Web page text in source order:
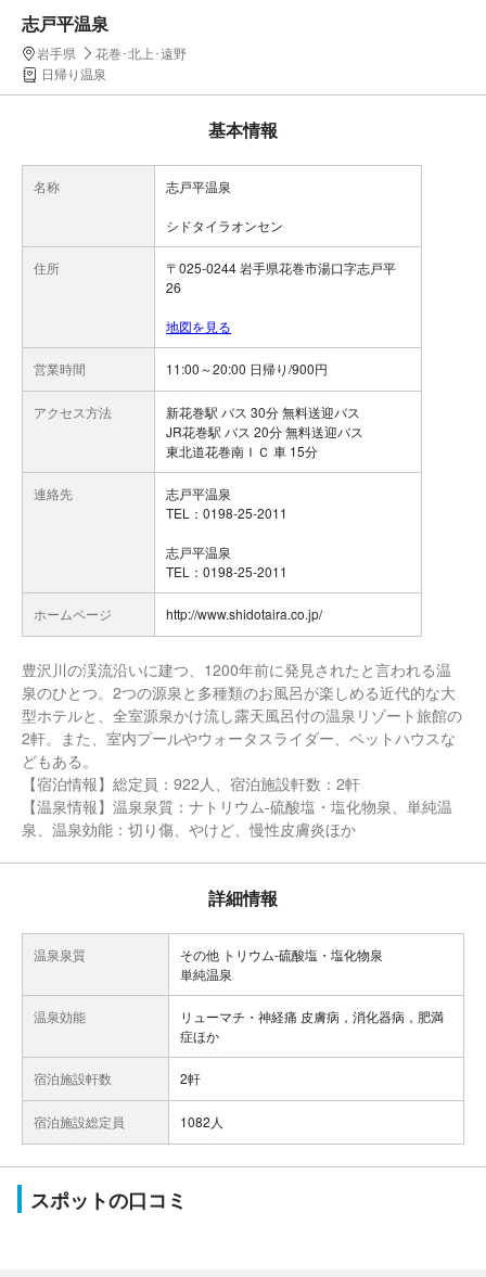
志戸平温泉
岩手県
花巻･北上･遠野
日帰り温泉
基本情報
名称 志戸平温泉
シドタイラオンセン
住所
〒025-0244 岩手県花巻市湯口字志戸平
26
地図を見る
営業時間 11:00～20:00 日帰り/900円
アクセス方法
新花巻駅 バス 30分 無料送迎バス
JR花巻駅 バス 20分 無料送迎バス
東北道花巻南ＩＣ 車 15分
連絡先
志戸平温泉
TEL：0198-25-2011
志戸平温泉
TEL：0198-25-2011
ホームページ http://www.shidotaira.co.jp/
豊沢川の渓流沿いに建つ、1200年前に発見されたと言われる温
泉のひとつ。2つの源泉と多種類のお風呂が楽しめる近代的な大
型ホテルと、全室源泉かけ流し露天風呂付の温泉リゾート旅館の
2軒。また、室内プールやウォータスライダー、ペットハウスな
どもある。
【宿泊情報】総定員：922人、宿泊施設軒数：2軒
【温泉情報】温泉泉質：ナトリウム-硫酸塩・塩化物泉、単純温
泉、温泉効能：切り傷、やけど、慢性皮膚炎ほか
詳細情報
温泉泉質
その他 トリウム-硫酸塩・塩化物泉
単純温泉
温泉効能
リューマチ・神経痛 皮膚病，消化器病，肥満
症ほか
宿泊施設軒数 2軒
宿泊施設総定員 1082人
スポットの口コミ